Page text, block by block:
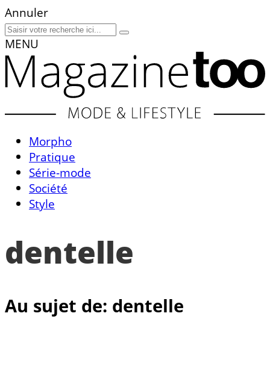
Annuler
MENU
Morpho
Pratique
Série-mode
Société
Style
dentelle
Au sujet de: dentelle